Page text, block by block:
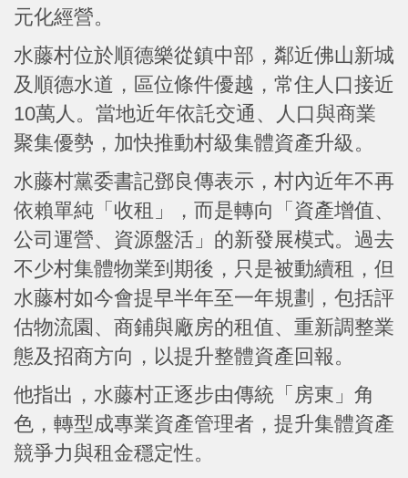
元化經營。
水藤村位於順德樂從鎮中部，鄰近佛山新城
及順德水道，區位條件優越，常住人口接近
10萬人。當地近年依託交通、人口與商業
聚集優勢，加快推動村級集體資產升級。
水藤村黨委書記鄧良傳表示，村內近年不再
依賴單純「收租」，而是轉向「資產增值、
公司運營、資源盤活」的新發展模式。過去
不少村集體物業到期後，只是被動續租，但
水藤村如今會提早半年至一年規劃，包括評
估物流園、商鋪與廠房的租值、重新調整業
態及招商方向，以提升整體資產回報。
他指出，水藤村正逐步由傳統「房東」角
色，轉型成專業資產管理者，提升集體資產
競爭力與租金穩定性。